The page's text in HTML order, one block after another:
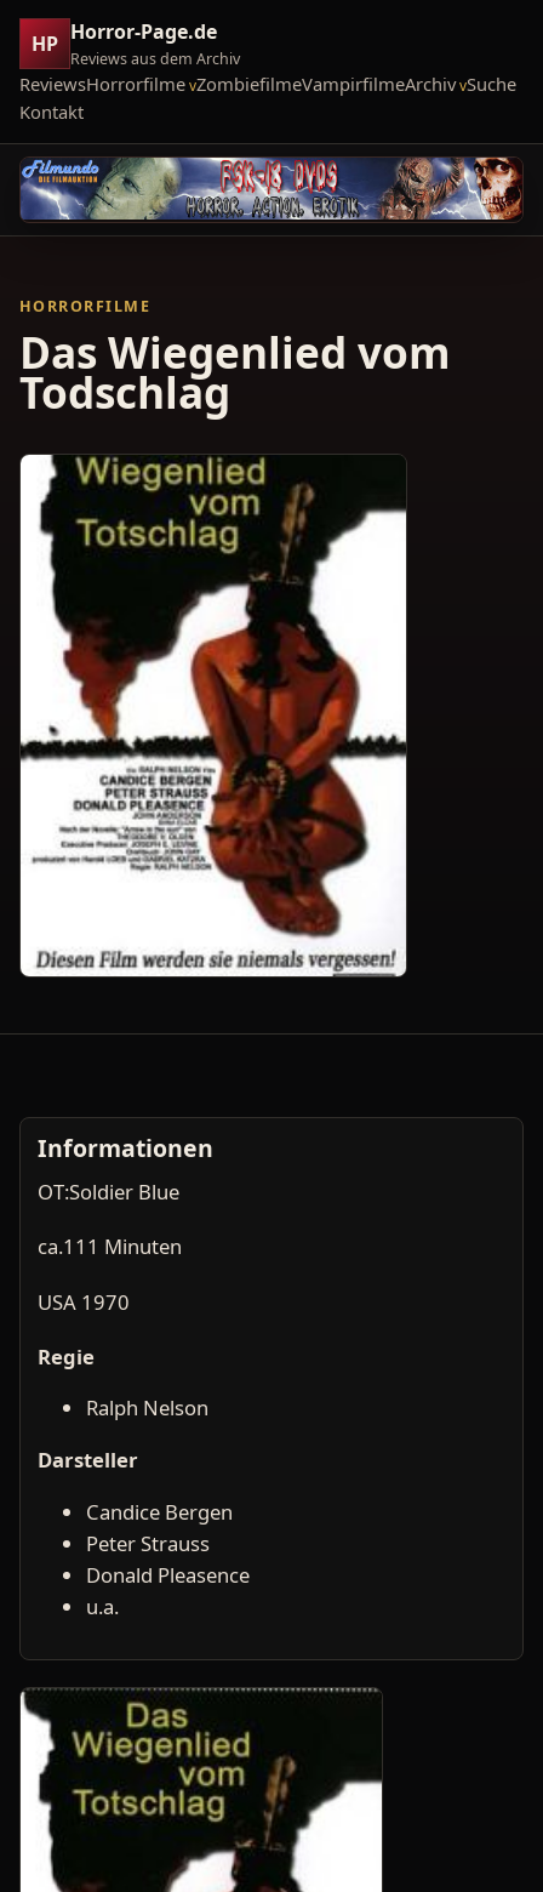
HP Horror-Page.de
Reviews aus dem Archiv
ReviewsHorrorfilme ZombiefilmeVampirfilmeArchiv Suche
Kontakt
HORRORFILME
Das Wiegenlied vom
Todschlag
Informationen
OT:Soldier Blue
ca.111 Minuten
USA 1970
Regie
Ralph Nelson
Darsteller
Candice Bergen
Peter Strauss
Donald Pleasence
u.a.